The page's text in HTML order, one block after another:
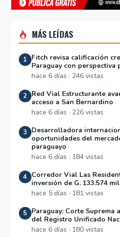
MÁS LEÍDAS
1
Fitch revisa calificación
Paraguay con perspectiva
hace 6 días · 246 vistas
2
Red Vial Estructurante
acceso a San Bernardino
hace 6 días · 226 vistas
3
Desarrolladora
oportunidades del
paraguayo
hace 6 días · 184 vistas
4
Corredor Vial Las
inversión de G. 133.574
hace 5 días · 181 vistas
5
Paraguay: Corte Suprema
del Registro Unificado
hace 6 días · 180 vistas